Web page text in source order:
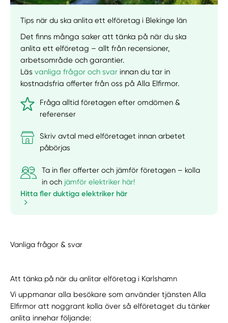
Tips när du ska anlita ett elföretag i Blekinge län
Det finns många saker att tänka på när du ska
anlita ett elföretag – allt från recensioner,
arbetsområde och garantier.
Läsvanliga frågor och svar innan du tar in
kostnadsfria offerter från oss på Alla Elfirmor.
Fråga alltid företagen efter omdömen &
referenser
Skriv avtal med elföretaget innan arbetet
påbörjas
Ta in fler offerter och jämför företagen – kolla
in och jämför elektriker här!
Hitta fler duktiga elektriker här
Vanliga frågor & svar
Att tänka på när du anlitar elföretag i Karlshamn
Vi uppmanar alla besökare som använder tjänsten Alla
Elfirmor att noggrant kolla över så elföretaget du tänker
anlita innehar följande: